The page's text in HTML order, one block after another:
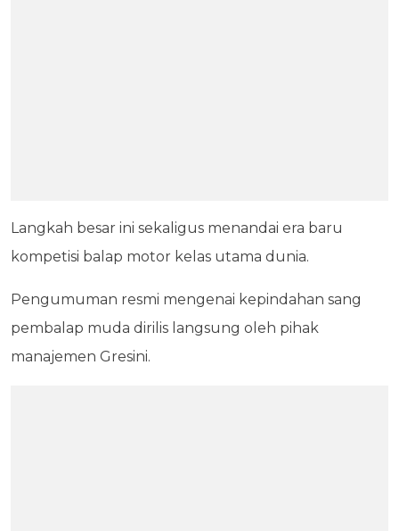
Langkah besar ini sekaligus menandai era baru
kompetisi balap motor kelas utama dunia.
Pengumuman resmi mengenai kepindahan sang
pembalap muda dirilis langsung oleh pihak
manajemen Gresini.